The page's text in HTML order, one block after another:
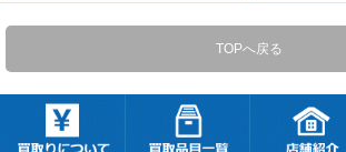
TOPへ戻る